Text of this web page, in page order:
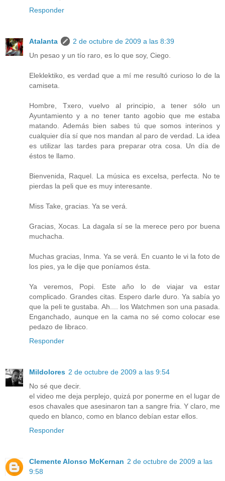
Responder
Atalanta
2 de octubre de 2009 a las 8:39
Un pesao y un tío raro, es lo que soy, Ciego.
Eleklektiko, es verdad que a mí me resultó curioso lo de la
camiseta.
Hombre, Txero, vuelvo al principio, a tener sólo un
Ayuntamiento y a no tener tanto agobio que me estaba
matando. Además bien sabes tú que somos interinos y
cualquier día sí que nos mandan al paro de verdad. La idea
es utilizar las tardes para preparar otra cosa. Un día de
éstos te llamo.
Bienvenida, Raquel. La música es excelsa, perfecta. No te
pierdas la peli que es muy interesante.
Miss Take, gracias. Ya se verá.
Gracias, Xocas. La dagala sí se la merece pero por buena
muchacha.
Muchas gracias, Inma. Ya se verá. En cuanto le vi la foto de
los pies, ya le dije que poníamos ésta.
Ya veremos, Popi. Este año lo de viajar va estar
complicado. Grandes citas. Espero darle duro. Ya sabía yo
que la peli te gustaba. Ah.... los Watchmen son una pasada.
Enganchado, aunque en la cama no sé como colocar ese
pedazo de libraco.
Responder
Mildolores 2 de octubre de 2009 a las 9:54
No sé que decir.
el video me deja perplejo, quizá por ponerme en el lugar de
esos chavales que asesinaron tan a sangre fria. Y claro, me
quedo en blanco, como en blanco debían estar ellos.
Responder
Clemente Alonso McKernan 2 de octubre de 2009 a las
9:58